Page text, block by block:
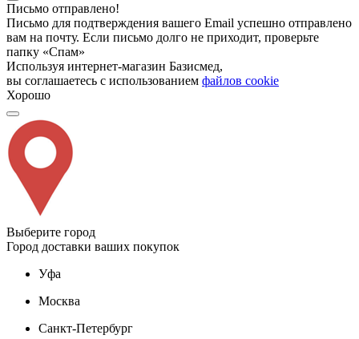
Письмо отправлено!
Письмо для подтверждения вашего Email успешно отправлено
вам на почту. Если письмо долго не приходит, проверьте
папку «Спам»
Используя интернет-магазин Базисмед,
вы соглашаетесь с использованием файлов cookie
Хорошо
Выберите город
Город доставки ваших покупок
Уфа
Москва
Санкт-Петербург